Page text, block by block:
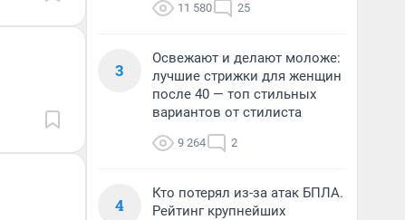
11 580 25
3
Освежают и делают моложе:
лучшие стрижки для женщин
после 40 — топ стильных
вариантов от стилиста
9 264 2
4
Кто потерял из-за атак БПЛА.
Рейтинг крупнейших